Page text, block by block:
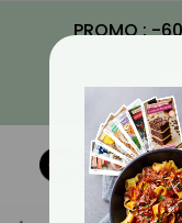
PROMO : -